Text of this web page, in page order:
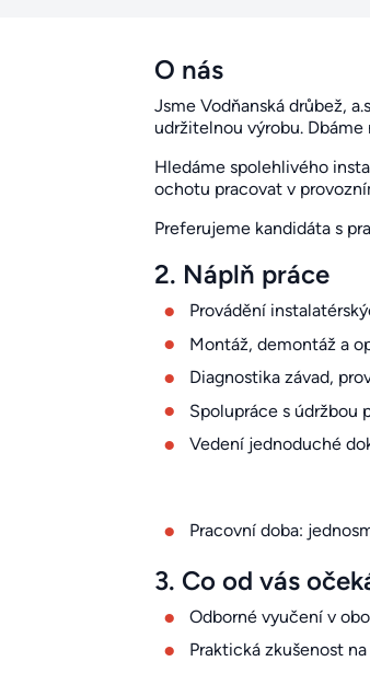
O nás
Jsme Vodňanská drůbež,
udržitelnou výrobu.
Hledáme spolehlivého
ochotu pracovat v
Preferujeme kandidáta s
2. Náplň práce
Provádění
Montáž, demontáž a
Diagnostika závad,
Spolupráce s údržbou
Vedení jednoduché
Pracovní doba:
3. Co od vás
Odborné vyučení v
Praktická zkušenost